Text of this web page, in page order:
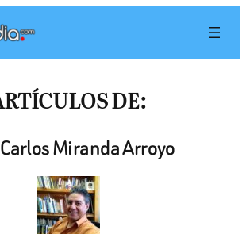
DE:
Miranda Arroyo